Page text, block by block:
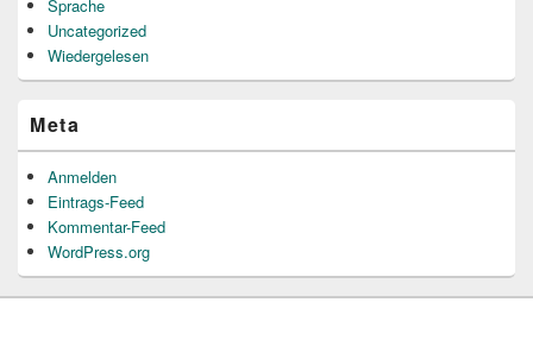
Sprache
Uncategorized
Wiedergelesen
Meta
Anmelden
Eintrags-Feed
Kommentar-Feed
WordPress.org